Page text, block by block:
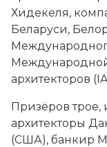
Хидекеля,
Беларуси,
архитекторов
Призёров
архитекторы
(США), банкир